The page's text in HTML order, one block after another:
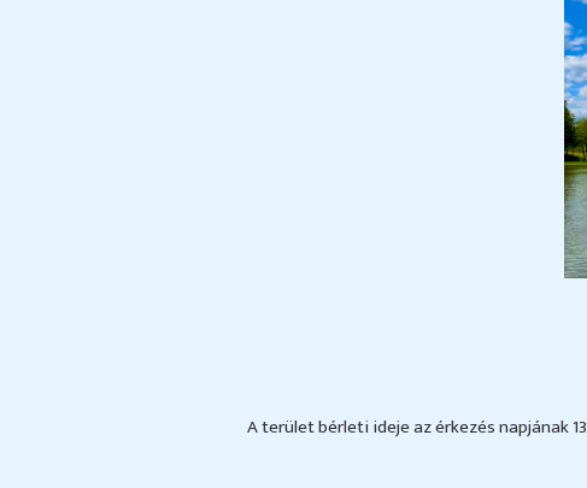
A terület bérleti ideje az érkezés napjának